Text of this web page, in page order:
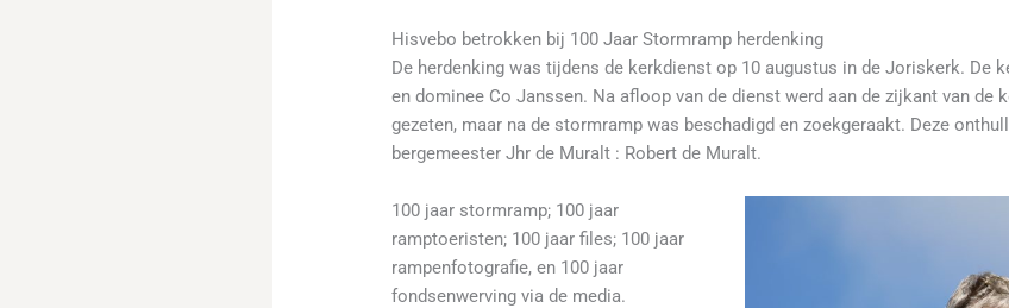
Hisvebo betrokken bij 100 Jaar Stormramp herdenking
De herdenking was tijdens de kerkdienst op 10 augustus in de Joriskerk. De
en dominee Co Janssen. Na afloop van de dienst werd aan de zijkant van
gezeten, maar na de stormramp was beschadigd en zoekgeraakt. Deze
bergemeester Jhr de Muralt : Robert de Muralt.
100 jaar stormramp; 100 jaar
ramptoeristen; 100 jaar files; 100 jaar
rampenfotografie, en 100 jaar
fondsenwerving via de media.